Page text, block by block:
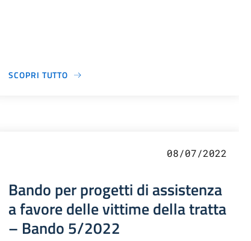
SCOPRI TUTTO
08/07/2022
Bando per progetti di assistenza
a favore delle vittime della tratta
– Bando 5/2022